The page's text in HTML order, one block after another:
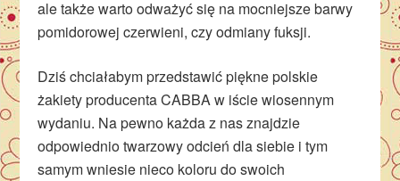
ale także warto odważyć się na mocniejsze barwy
pomidorowej czerwieni, czy odmiany fuksji.
Dziś chciałabym przedstawić piękne polskie
żakiety producenta CABBA w iście wiosennym
wydaniu. Na pewno każda z nas znajdzie
odpowiednio twarzowy odcień dla siebie i tym
samym wniesie nieco koloru do swoich